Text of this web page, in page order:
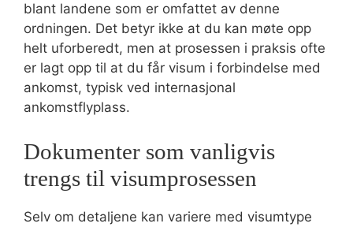
blant landene som er omfattet av denne
ordningen. Det betyr ikke at du kan møte opp
helt uforberedt, men at prosessen i praksis ofte
er lagt opp til at du får visum i forbindelse med
ankomst, typisk ved internasjonal
ankomstflyplass.
Dokumenter som vanligvis
trengs til visumprosessen
Selv om detaljene kan variere med visumtype